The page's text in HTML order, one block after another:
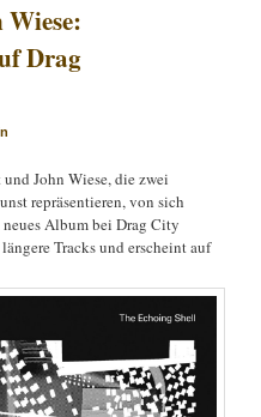
Drag
John Wiese, die zwei
repräsentieren, von sich
Album bei Drag City
Tracks und erscheint auf